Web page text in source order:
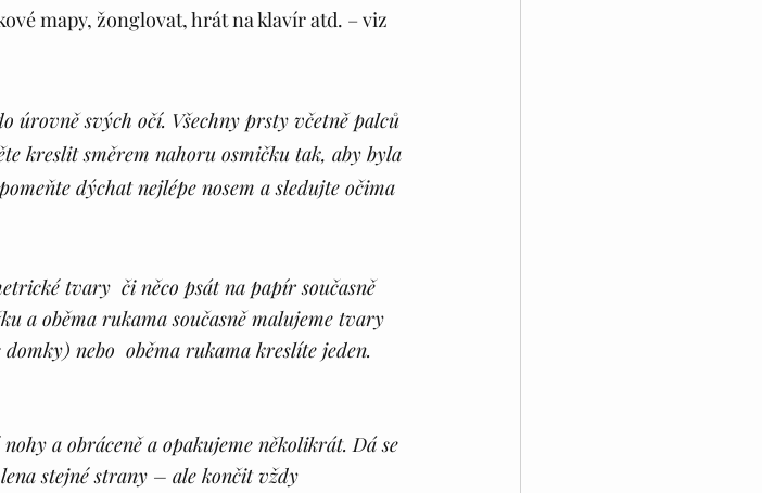
mapy, žonglovat, hrát na klavír atd. – viz
úrovně svých očí. Všechny prsty včetně palců
kreslit směrem nahoru osmičku tak, aby byla
dýchat nejlépe nosem a sledujte očima
tvary  či něco psát na papír současně
a oběma rukama současně malujeme tvary
nebo  oběma rukama kreslíte jeden.
a obráceně a opakujeme několikrát. Dá se
stejné strany – ale končit vždy